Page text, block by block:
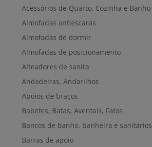
Acessórios de Quarto, Cozinha e Banho
Almofadas antiescaras
Almofadas de dormir
Almofadas de posicionamento
Alteadores de sanita
Andadeiras, Andarilhos
Apoios de braços
Babetes, Batas, Aventais, Fatos
Bancos de banho, banheira e sanitários
Barras de apoio